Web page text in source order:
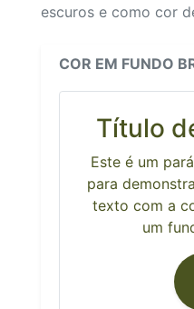
escuros e como cor
COR EM FUNDO
Título
Este é um
para
texto com a
um